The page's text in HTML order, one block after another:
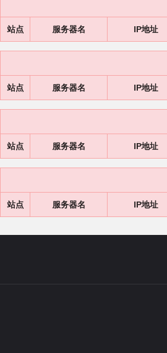
站点 服务器名 IP地址
站点 服务器名 IP地址
站点 服务器名 IP地址
站点 服务器名 IP地址